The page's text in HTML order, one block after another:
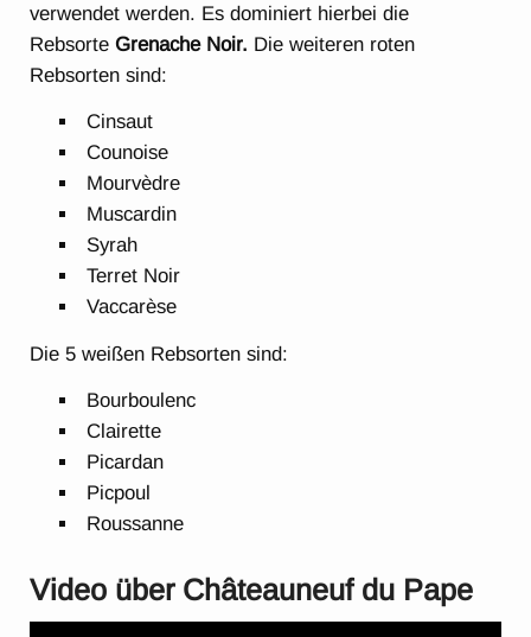
verwendet werden. Es dominiert hierbei die
RebsorteGrenache Noir. Die weiteren roten
Rebsorten sind:
Cinsaut
Counoise
Mourvèdre
Muscardin
Syrah
Terret Noir
Vaccarèse
Die 5 weißen Rebsorten sind:
Bourboulenc
Clairette
Picardan
Picpoul
Roussanne
Video über Châteauneuf du Pape